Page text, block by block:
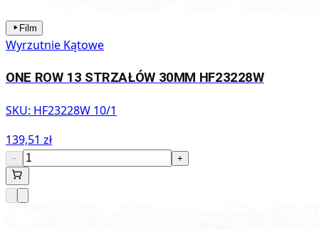
Film
Wyrzutnie Kątowe
ONE ROW 13 STRZAŁÓW 30MM HF23228W
SKU: HF23228W 10/1
139,51 zł
− +